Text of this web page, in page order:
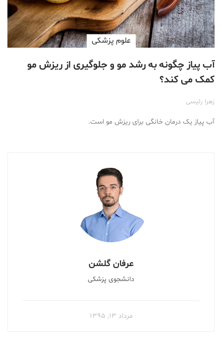
علوم پزشكی
آب پیاز چگونه به رشد مو و جلوگیری از ریزش مو
کمک می کند؟
زهرا رئیسی
آب پیاز یک درمان خانگی برای ریزش مو است.
عرفان گلشن
دانشجوی پزشکی
مرداد ۱۳, ۱۳۹۵